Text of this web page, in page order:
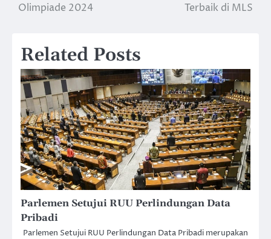
navigation
Olimpiade 2024
Terbaik di MLS
Related Posts
Parlemen Setujui RUU Perlindungan Data
Pribadi
Parlemen Setujui RUU Perlindungan Data Pribadi merupakan